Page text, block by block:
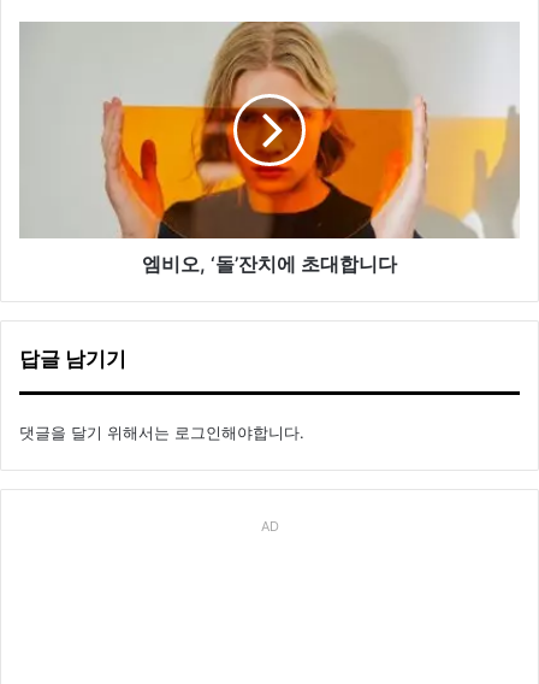
합
엠비오, ‘돌’잔치에 초대합니다
답글 남기기
댓글을 달기 위해서는 로그인해야합니다.
AD